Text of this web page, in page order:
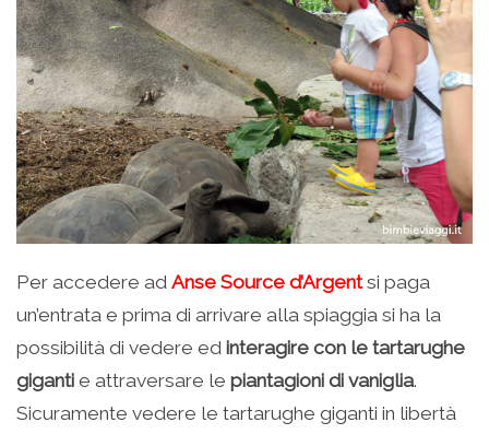
Per accedere ad Anse Source d’Argentsi paga
un’entrata e prima di arrivare alla spiaggia si ha la
possibilità di vedere ed interagire con le tartarughe
giganti e attraversare le piantagioni di vaniglia.
Sicuramente vedere le tartarughe giganti in libertà